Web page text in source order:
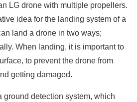
LG drone with multiple propellers.
idea for the landing system of a
land a drone in two ways;
When landing, it is important to
to prevent the drone from
getting damaged.
ground detection system, which